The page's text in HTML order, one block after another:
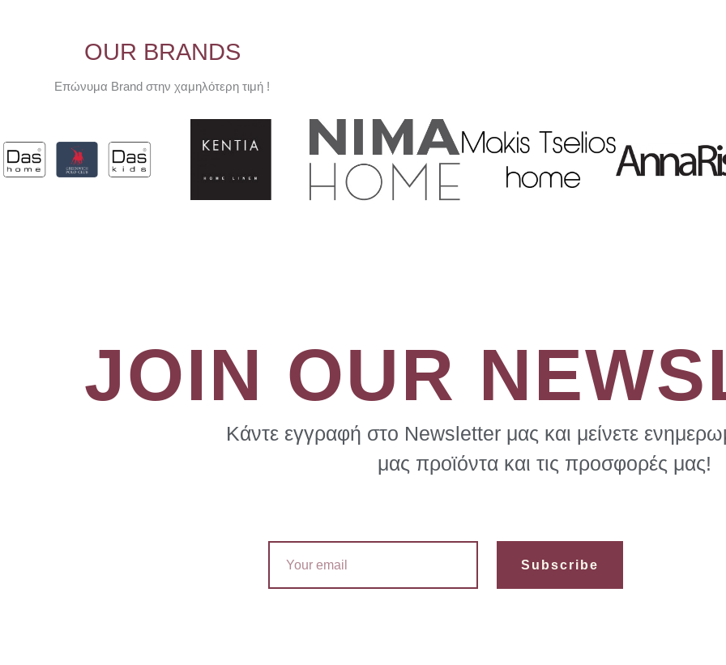
OUR BRANDS
Επώνυμα Brand στην χαμηλότερη τιμή !
JOIN OUR
Κάντε εγγραφή στο Newsletter μας και μείνετε
μας προϊόντα και τις προσφορές μας!
Subscribe